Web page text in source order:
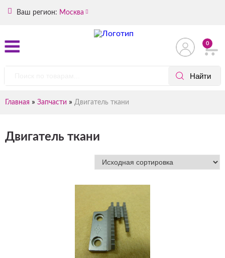
Ваш регион: Москва
0
Главная » Запчасти » Двигатель ткани
Двигатель ткани